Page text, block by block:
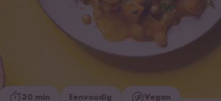
30 min Eenvoudig Vegan